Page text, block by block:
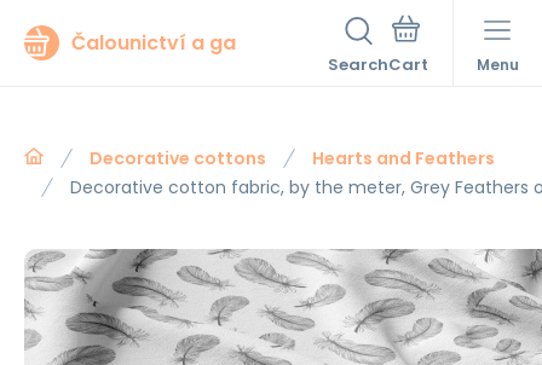
Čalounictví a ga
Search Menu
Decorative cottons
Hearts and Feathers
Decorative cotton fabric, by the meter, Grey Feathers